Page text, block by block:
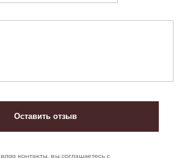
контакты, вы соглашаетесь с